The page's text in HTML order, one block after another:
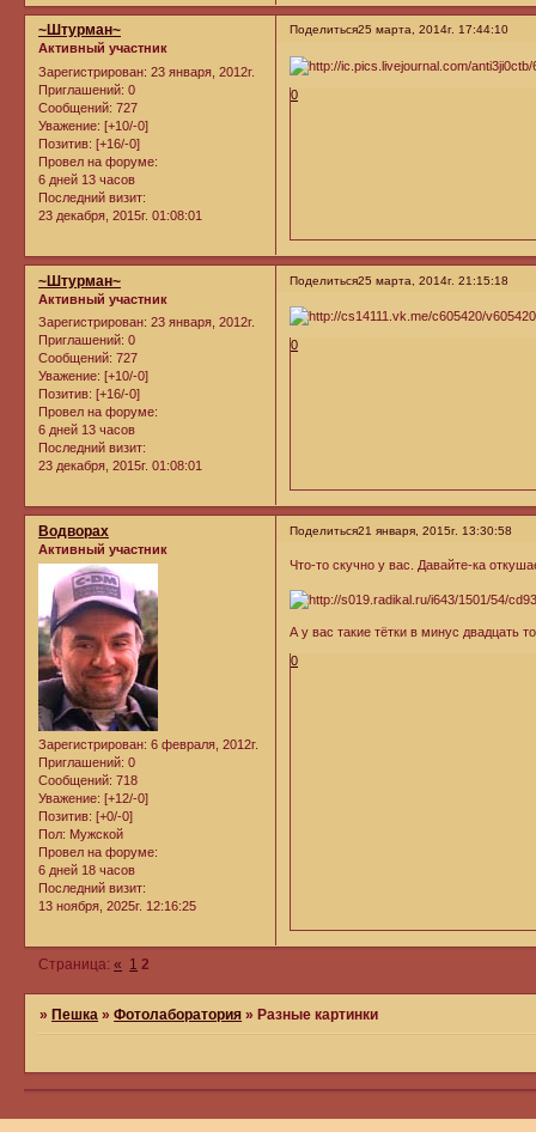
Поделиться25 марта, 2014г. 17:44:10
~Штурман~
Активный участник
Зарегистрирован: 23 января, 2012г.
Приглашений: 0
Сообщений: 727
Уважение: [+10/-0]
Позитив: [+16/-0]
Провел на форуме:
6 дней 13 часов
Последний визит:
23 декабря, 2015г. 01:08:01
0
Поделиться25 марта, 2014г. 21:15:18
~Штурман~
Активный участник
Зарегистрирован: 23 января, 2012г.
Приглашений: 0
Сообщений: 727
Уважение: [+10/-0]
Позитив: [+16/-0]
Провел на форуме:
6 дней 13 часов
Последний визит:
23 декабря, 2015г. 01:08:01
0
Поделиться21 января, 2015г. 13:30:58
Водворах
Активный участник
Зарегистрирован: 6 февраля, 2012г.
Приглашений: 0
Сообщений: 718
Уважение: [+12/-0]
Позитив: [+0/-0]
Пол: Мужской
Провел на форуме:
6 дней 18 часов
Последний визит:
13 ноября, 2025г. 12:16:25
Что-то скучно у вас. Давайте-ка
А у вас такие тётки в минус двадцать
0
Страница:« 1 2
» Пешка »Фотолаборатория » Разные картинки